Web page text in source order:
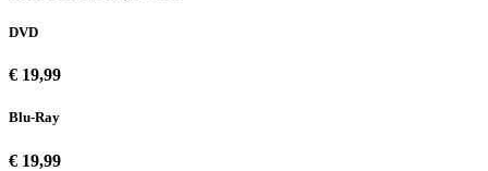
DVD
€ 19,99
Blu-Ray
€ 19,99